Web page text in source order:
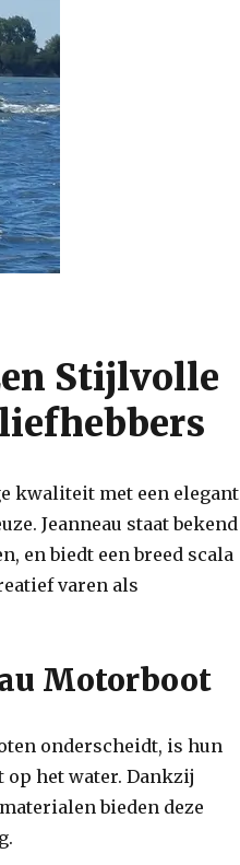
Stijlvolle
kwaliteit met een elegant
Jeanneau staat bekend
en biedt een breed scala
varen als
Motorboot
onderscheidt, is hun
het water. Dankzij
bieden deze